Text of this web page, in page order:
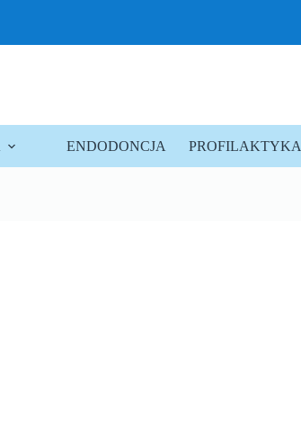
ENDODONCJA PROFILAKTYKA